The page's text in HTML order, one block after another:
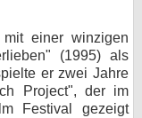
einer winzigen
(1995) als
er zwei Jahre
Project", der im
Festival gezeigt